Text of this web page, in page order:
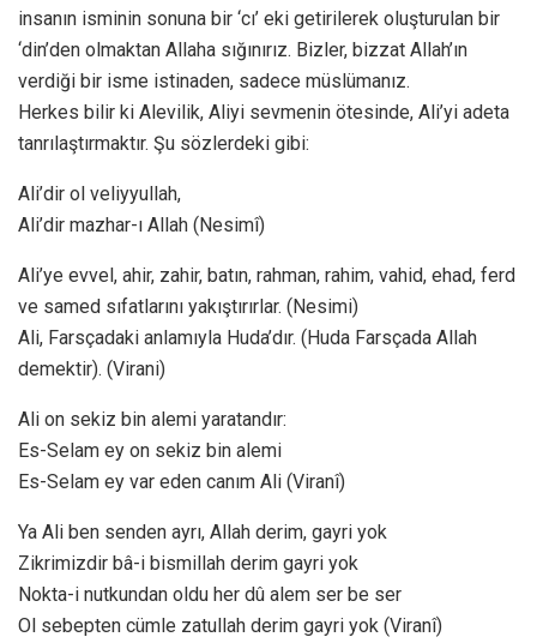
insanın isminin sonuna bir ‘cı’ eki getirilerek oluşturulan bir
‘din’den olmaktan Allaha sığınırız. Bizler, bizzat Allah’ın
verdiği bir isme istinaden, sadece müslümanız.
Herkes bilir ki Alevilik, Aliyi sevmenin ötesinde, Ali’yi adeta
tanrılaştırmaktır. Şu sözlerdeki gibi:
Ali’dir ol veliyyullah,
Ali’dir mazhar-ı Allah (Nesimî)
Ali’ye evvel, ahir, zahir, batın, rahman, rahim, vahid, ehad, ferd
ve samed sıfatlarını yakıştırırlar. (Nesimi)
Ali, Farsçadaki anlamıyla Huda’dır. (Huda Farsçada Allah
demektir). (Virani)
Ali on sekiz bin alemi yaratandır:
Es-Selam ey on sekiz bin alemi
Es-Selam ey var eden canım Ali (Viranî)
Ya Ali ben senden ayrı, Allah derim, gayri yok
Zikrimizdir bâ-i bismillah derim gayri yok
Nokta-i nutkundan oldu her dû alem ser be ser
Ol sebepten cümle zatullah derim gayri yok (Viranî)